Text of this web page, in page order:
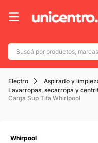
Buscá por productos,
Electro
Aspirado y
Lavarropas, secarropa y
Carga Sup Tita Whirlpool
Whirpool
Términos más buscados
1. adidas
2 . champion
4.